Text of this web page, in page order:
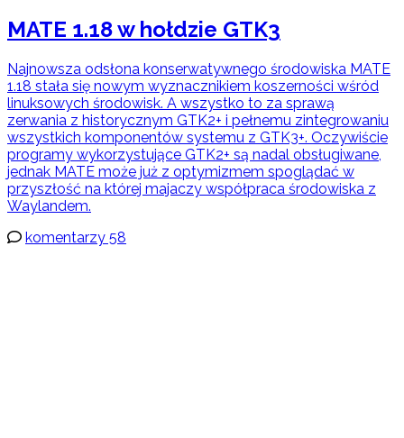
MATE 1.18 w hołdzie GTK3
Najnowsza odsłona konserwatywnego środowiska MATE
1.18 stała się nowym wyznacznikiem koszerności wśród
linuksowych środowisk. A wszystko to za sprawą
zerwania z historycznym GTK2+ i pełnemu zintegrowaniu
wszystkich komponentów systemu z GTK3+. Oczywiście
programy wykorzystujące GTK2+ są nadal obsługiwane,
jednak MATE może już z optymizmem spoglądać w
przyszłość na której majaczy współpraca środowiska z
Waylandem.
komentarzy 58